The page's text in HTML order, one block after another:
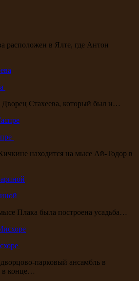
расположен в Ялте, где Антон
Дворец Стахеева, который был и…
находится на мысе Ай-Тодор в
Плака была построена усадьба…
парковый ансамбль в
в конце…